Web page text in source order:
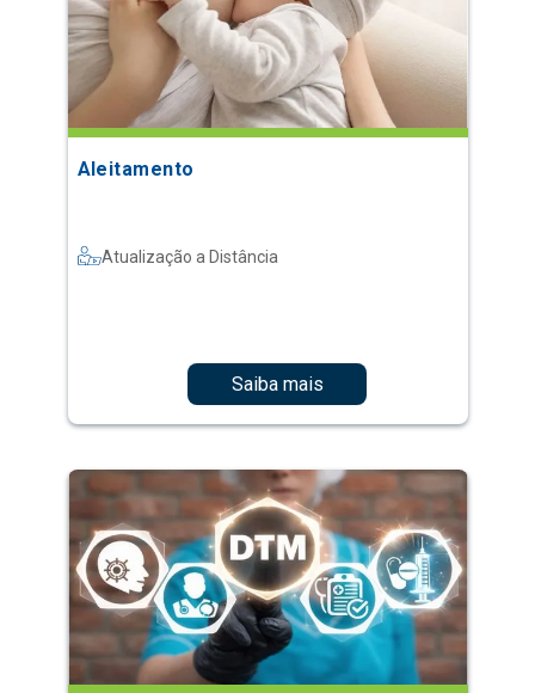
Aleitamento
Atualização a Distância
Saiba mais